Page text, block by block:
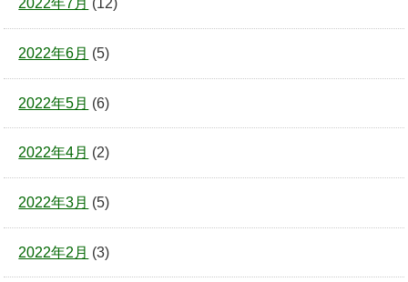
2022年7月 (12)
2022年6月 (5)
2022年5月 (6)
2022年4月 (2)
2022年3月 (5)
2022年2月 (3)